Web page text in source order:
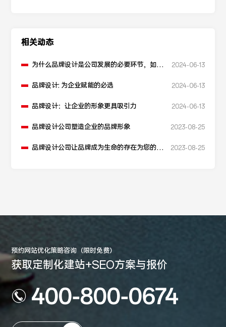
相关动态
为什么品牌设计是公司发展的必要环节，如何
2024-06-13
品牌设计: 为企业赋能的必选 2024-06-13
品牌设计：让企业的形象更具吸引力 2024-06-13
品牌设计公司塑造企业的品牌形象 2023-08-25
品牌设计公司让品牌成为生命的存在为您的品
2023-08-25
预约网站优化策略咨询（限时免费）
获取定制化建站+SEO方案与报价
400-800-0674